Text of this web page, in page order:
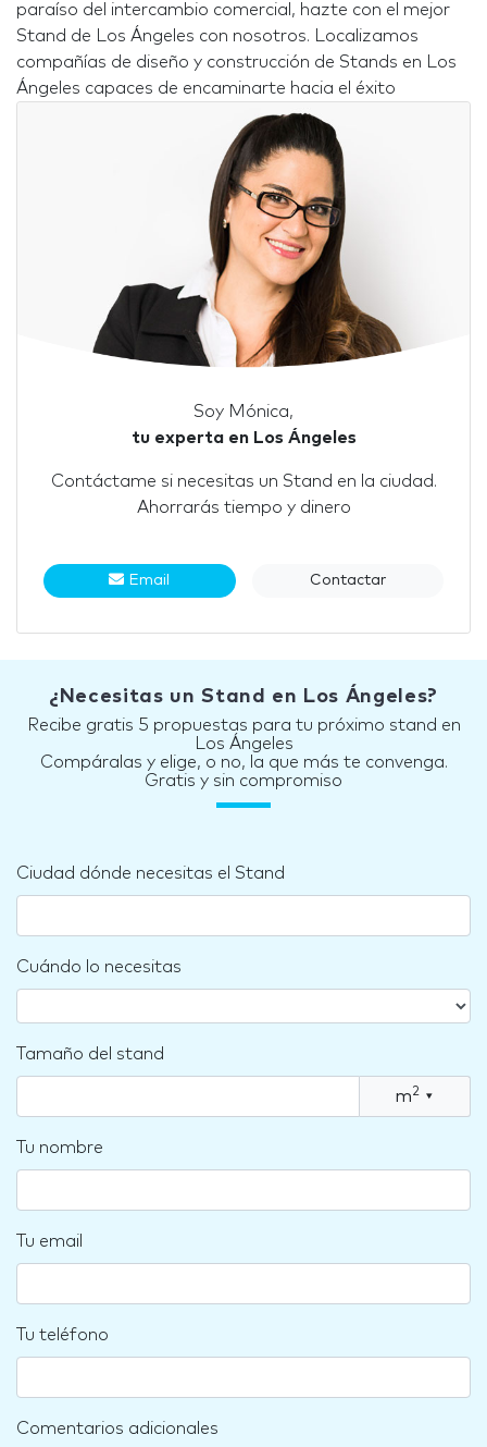
paraíso del intercambio comercial, hazte con el mejor
Stand de Los Ángeles con nosotros. Localizamos
compañías de diseño y construcción de Stands en Los
Ángeles capaces de encaminarte hacia el éxito
Soy Mónica,
tu experta en Los Ángeles
Contáctame si necesitas un Stand en la ciudad.
Ahorrarás tiempo y dinero
Email Contactar
¿Necesitas un Stand en Los Ángeles?
Recibe gratis 5 propuestas para tu próximo stand en
Los Ángeles
Compáralas y elige, o no, la que más te convenga.
Gratis y sin compromiso
Ciudad dónde necesitas el Stand
Cuándo lo necesitas
Tamaño del stand
m2 ▾
Tu nombre
Tu email
Tu teléfono
Comentarios adicionales